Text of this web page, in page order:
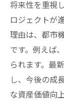
将来性を重視
ロジェクトが
理由は、都市
です。例えば
られます。最
し、今後の成
な資産価値向